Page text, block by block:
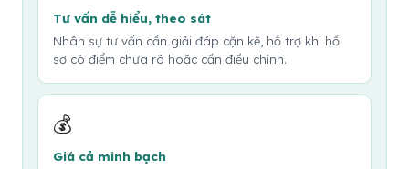
Tư vấn dễ hiểu, theo sát
Nhân sự tư vấn cần giải đáp cặn kẽ, hỗ trợ khi hồ
sơ có điểm chưa rõ hoặc cần điều chỉnh.
💰
Giá cả minh bạch